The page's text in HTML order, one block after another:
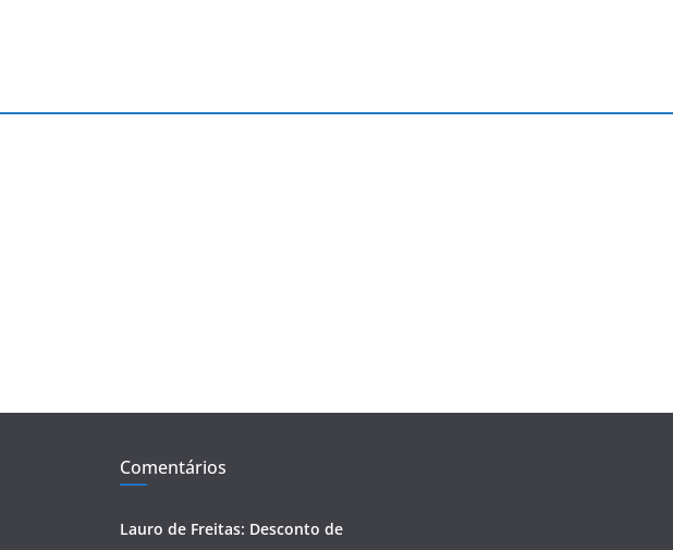
Comentários
Lauro de Freitas: Desconto de